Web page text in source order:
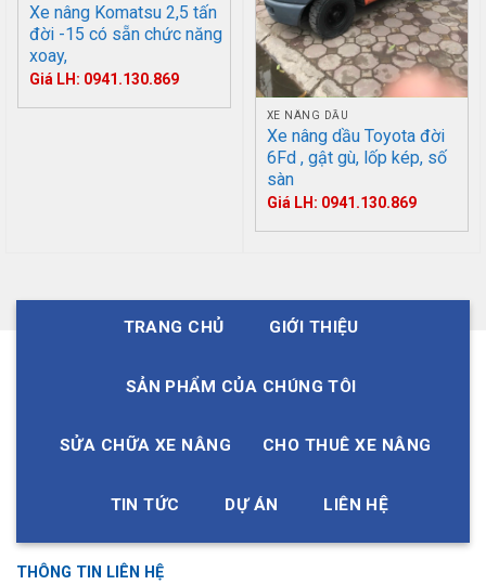
Xe nâng Komatsu 2,5 tấn
đời -15 có sẵn chức năng
xoay,
Giá LH: 0941.130.869
XE NÂNG DẦU
Xe nâng dầu Toyota đời
6Fd , gật gù, lốp kép, số
sàn
Giá LH: 0941.130.869
TRANG CHỦ GIỚI THIỆU
SẢN PHẨM CỦA CHÚNG TÔI
SỬA CHỮA XE NÂNG CHO THUÊ XE NÂNG
TIN TỨC DỰ ÁN LIÊN HỆ
THÔNG TIN LIÊN HỆ